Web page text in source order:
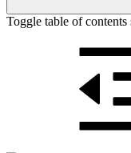
Toggle table of contents